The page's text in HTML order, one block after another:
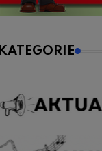
KATEGORIE